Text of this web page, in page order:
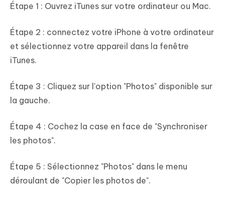
Étape 1 : Ouvrez iTunes sur votre ordinateur ou Mac.
Étape 2 : connectez votre iPhone à votre ordinateur
et sélectionnez votre appareil dans la fenêtre
iTunes.
Étape 3 : Cliquez sur l'option "Photos" disponible sur
la gauche.
Étape 4 : Cochez la case en face de "Synchroniser
les photos".
Étape 5 : Sélectionnez "Photos" dans le menu
déroulant de "Copier les photos de".